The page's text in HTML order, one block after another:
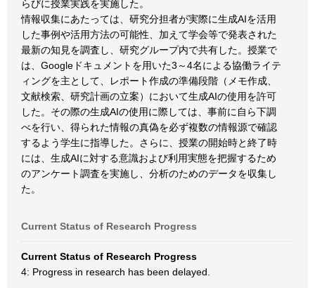
らびに授業実践を実施した。
情報収集にあたっては、研究分担者が実際に生成AIを活用
した事例や活用方法の可能性、加えて学会等で発表された
最新の知見を調査し、研究グループ内で共有した。授業で
は、Googleドキュメントを用いた3～4名による協働ライテ
ィングを主として、レポート作成の準備段階（メモ作成、
文献検索、研究計画の立案）において生成AIの使用を許可
した。その際の生成AIの使用に際しては、事前に自ら下調
べを行い、得られた情報の真偽を必ず複数の情報源で確認
するよう学生に指導した。さらに、授業の開始時と終了時
には、生成AIに対する意識および利用実態を把握するため
のアンケート調査を実施し、分析のためのデータを収集し
た。
Current Status of Research Progress
Current Status of Research Progress
4: Progress in research has been delayed.